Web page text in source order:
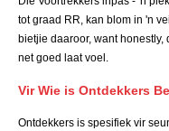
tot graad RR, kan blom in 'n
bietjie daaroor, want
net goed laat voel.
Vir Wie is Ontdekkers
Ontdekkers is spesifiek vir